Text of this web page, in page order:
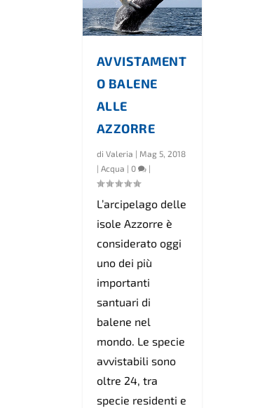
AVVISTAMENT
O BALENE
ALLE
AZZORRE
di Valeria | Mag 5, 2018
| Acqua | 0 |
L’arcipelago delle
isole Azzorre è
considerato oggi
uno dei più
importanti
santuari di
balene nel
mondo. Le specie
avvistabili sono
oltre 24, tra
specie residenti e